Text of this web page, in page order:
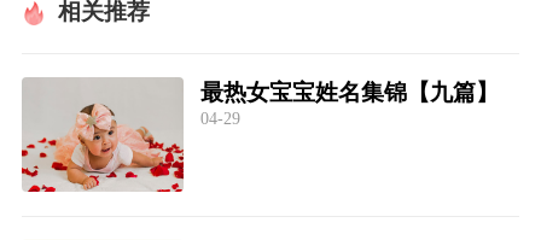
相关推荐
最热女宝宝姓名集锦【九篇】
04-29